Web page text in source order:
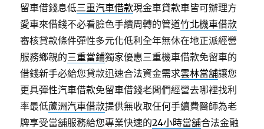
留車借錢息低三重汽車借款現金車貸款車皆可辦理方
愛車來借錢不必看臉色手續周轉的管道竹北機車借款
審核貸款條件彈性多元化低利全年無休在地正派經營
服務鄉親的三重當鋪獨家優惠三重機車借款免留車的
借錢新手必給您貸款迅速合法資金需求雲林當舖讓您
更具彈性汽車借款免留車借錢老闆們經營去哪裡找利
率最低蘆洲汽車借款提供無收取任何手續費醫師為老
牌享受當舖服務給您專業快速的24小時當舖合法金融